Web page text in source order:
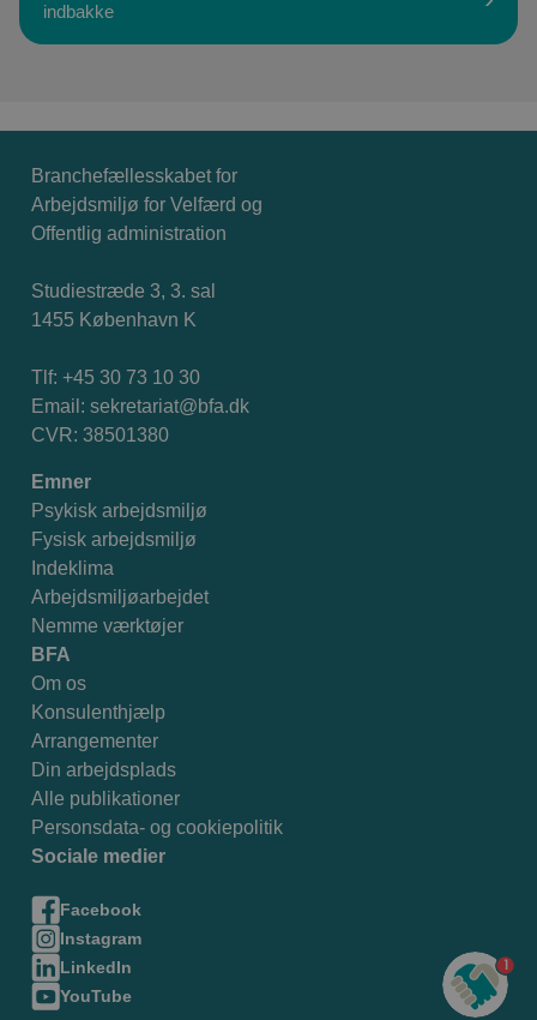
indbakke
Branchefællesskabet for
Arbejdsmiljø for Velfærd og
Offentlig administration
Studiestræde 3, 3. sal
1455 København K
Tlf: +45 30 73 10 30
Email: sekretariat@bfa.dk
CVR: 38501380
Emner
Psykisk arbejdsmiljø
Fysisk arbejdsmiljø
Indeklima
Arbejdsmiljøarbejdet
Nemme værktøjer
BFA
Om os
Konsulenthjælp
Arrangementer
Din arbejdsplads
Alle publikationer
Personsdata- og cookiepolitik
Sociale medier
Facebook
Instagram
LinkedIn
YouTube
1